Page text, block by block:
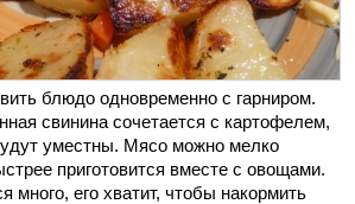
блюдо одновременно с гарниром.
свинина сочетается с картофелем,
уместны. Мясо можно мелко
приготовится вместе с овощами.
много, его хватит, чтобы накормить